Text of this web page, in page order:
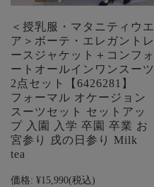
＜授乳服・マタニティウエ
ア＞ボーテ・エレガントレ
ースジャケット＋コンフォ
ートオールインワンスーツ
2点セット【6426281】
フォーマル オケージョン
スーツセット セットアッ
プ 入園 入学 卒園 卒業 お
宮参り 戌の日参り Milk
tea
価格: ¥15,990(税込)